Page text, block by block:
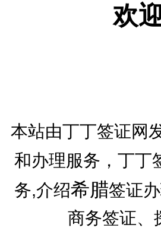
欢
本站由丁丁签证网
和办理服务，丁丁
务,介绍希腊签证
商务签证、